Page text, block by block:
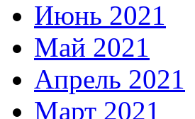
Июнь 2021
Май 2021
Апрель 2021
Март 2021